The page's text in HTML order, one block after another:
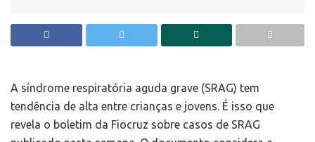
A síndrome respiratória aguda grave (SRAG) tem
tendência de alta entre crianças e jovens. É isso que
revela o boletim da Fiocruz sobre casos de SRAG